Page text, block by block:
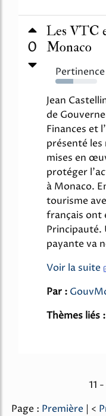
0
Les VTC
Monaco
Pertinence
43%
Jean
de
Finances et
présenté les
mises en
protéger
à Monaco.
tourisme
français ont
Principauté.
payante va
Voir la suite
Par :
Thèmes liés :
11
Page : Première | <